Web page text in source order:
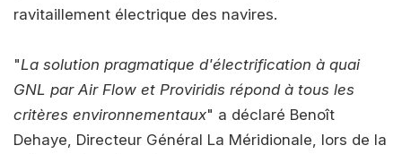
ravitaillement électrique des navires.
"La solution pragmatique d'électrification à quai
GNL par Air Flow et Proviridis répond à tous les
critères environnementaux" a déclaré Benoît
Dehaye, Directeur Général La Méridionale, lors de la